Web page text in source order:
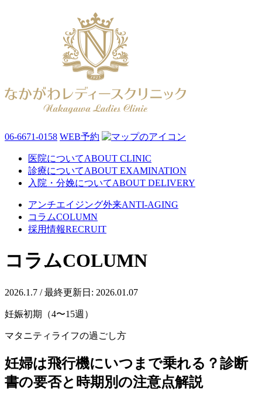
06-6671-0158 WEB予約
医院についてABOUT CLINIC
診療についてABOUT EXAMINATION
入院・分娩についてABOUT DELIVERY
アンチエイジング外来ANTI-AGING
コラムCOLUMN
採用情報RECRUIT
コラムCOLUMN
2026.1.7 / 最終更新日: 2026.01.07
妊娠初期（4〜15週）
マタニティライフの過ごし方
妊婦は飛行機にいつまで乗れる？診断
書の要否と時期別の注意点解説